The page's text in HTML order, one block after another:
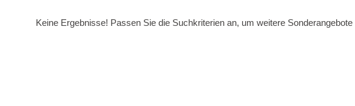
Keine Ergebnisse! Passen Sie die Suchkriterien an, um weitere Sonderangebote